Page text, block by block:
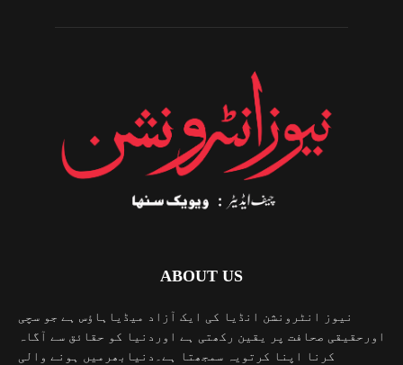
ABOUT US
نیوز انٹرونشن انڈیا کی ایک آزاد میڈیاہاؤس ہے جو سچی
اورحقیقی صحافت پر یقین رکھتی ہے اوردنیا کو حقائق سے آگاہ
کرنا اپنا کرتویہ سمجھتا ہے۔دنیابھرمیں ہونے والی